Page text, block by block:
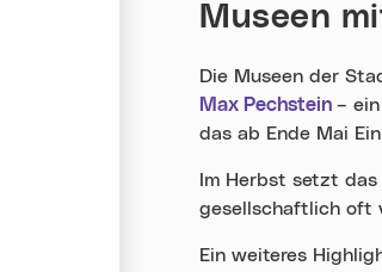
Museen
Die Museen der
Max Pechstein –
das ab Ende Mai
Im Herbst setzt
gesellschaftlich oft
Ein weiteres